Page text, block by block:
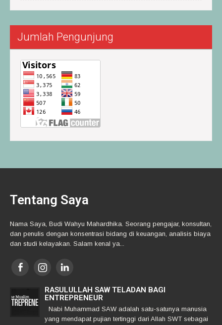
Jumlah Pengunjung
Tentang Saya
Nama Saya, Budi Wahyu Mahardhika. Seorang pengajar, konsultan,
dan penulis dengan konsentrasi bidang di keuangan, analisis biaya
dan studi kelayakan. Salam kenal ya...
RASULULLAH SAW TELADAN BAGI
ENTREPRENEUR
Nabi Muhammad SAW adalah satu-satunya manusia
yang mendapat pujian tertinggi dari Allah SWT sebagai